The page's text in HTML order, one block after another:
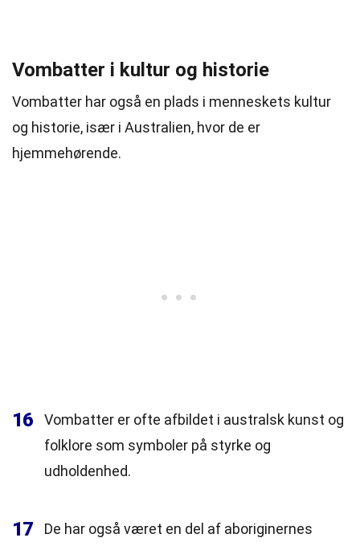
Vombatter i kultur og historie
Vombatter har også en plads i menneskets kultur
og historie, især i Australien, hvor de er
hjemmehørende.
16
Vombatter er ofte afbildet i australsk kunst og
folklore som symboler på styrke og
udholdenhed.
17
De har også været en del af aboriginernes